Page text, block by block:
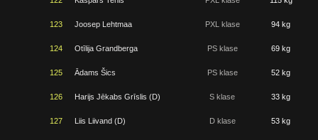
123 Joosep Lehtmaa PXL klase 94 kg
124 Otīlija Grandberga PS klase 69 kg
125 Ādams Šics PS klase 52 kg
126 Harijs Jēkabs Grīslis (D) S klase 33 kg
127 Liis Liivand (D) D klase 53 kg